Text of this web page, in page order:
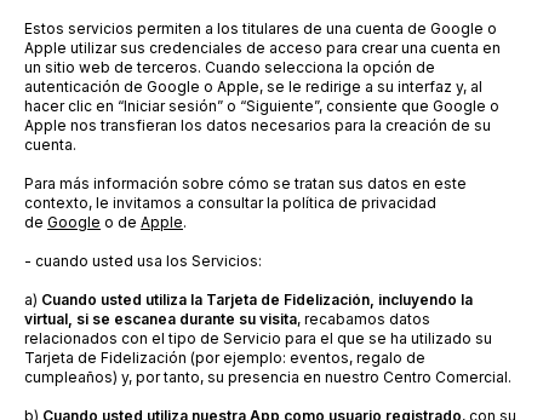
Estos servicios permiten a los titulares de una cuenta de Google o
Apple utilizar sus credenciales de acceso para crear una cuenta en
un sitio web de terceros. Cuando selecciona la opción de
autenticación de Google o Apple, se le redirige a su interfaz y, al
hacer clic en “Iniciar sesión” o “Siguiente”, consiente que Google o
Apple nos transfieran los datos necesarios para la creación de su
cuenta.
Para más información sobre cómo se tratan sus datos en este
contexto, le invitamos a consultar la política de privacidad
de Google o de Apple.
- cuando usted usa los Servicios:
a) Cuando usted utiliza la Tarjeta de Fidelización, incluyendo la
virtual, si se escanea durante su visita, recabamos datos
relacionados con el tipo de Servicio para el que se ha utilizado su
Tarjeta de Fidelización (por ejemplo: eventos, regalo de
cumpleaños) y, por tanto, su presencia en nuestro Centro Comercial.
b) Cuando usted utiliza nuestra App como usuario registrado, con su